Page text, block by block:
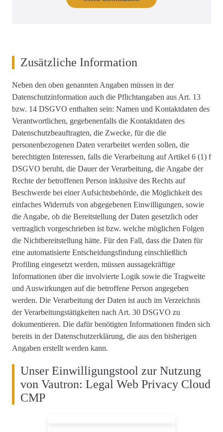
Zusätzliche Information
Neben den oben genannten Angaben müssen in der
Datenschutzinformation auch die Pflichtangaben aus Art. 13
bzw. 14 DSGVO enthalten sein: Namen und Kontaktdaten des
Verantwortlichen, gegebenenfalls die Kontaktdaten des
Datenschutzbeauftragten, die Zwecke, für die die
personenbezogenen Daten verarbeitet werden sollen, die
berechtigten Interessen, falls die Verarbeitung auf Artikel 6 (1) f
DSGVO beruht, die Dauer der Verarbeitung, die Angabe der
Rechte der betroffenen Person inklusive des Rechts auf
Beschwerde bei einer Aufsichtsbehörde, die Möglichkeit des
einfaches Widerrufs von abgegebenen Einwilligungen, sowie
die Angabe, ob die Bereitstellung der Daten gesetzlich oder
vertraglich vorgeschrieben ist bzw. welche möglichen Folgen
die Nichtbereitstellung hätte. Für den Fall, dass die Daten für
eine automatisierte Entscheidungsfindung einschließlich
Profiling eingesetzt werden, müssen aussagekräftige
Informationen über die involvierte Logik sowie die Tragweite
und Auswirkungen auf die betroffene Person angegeben
werden. Die Verarbeitung der Daten ist auch im Verzeichnis
der Verarbeitungstätigkeiten nach Art. 30 DSGVO zu
dokumentieren. Die dafür benötigten Informationen finden sich
bereits in der Datenschutzerklärung, die aus den bisherigen
Angaben erstellt werden kann.
Unser Einwilligungstool zur Nutzung
von Vautron: Legal Web Privacy Cloud
CMP